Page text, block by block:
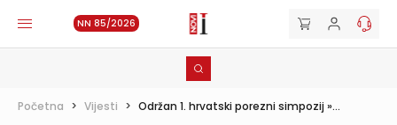
NN 85/2026
Početna > Vijesti > Održan 1. hrvatski porezni simpozij »...